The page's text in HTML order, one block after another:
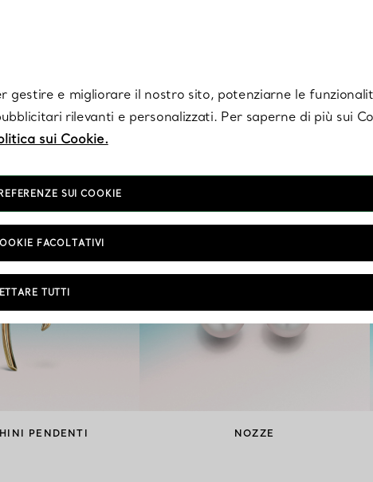
PENDENTI NOZZE
gestire e migliorare il nostro sito, potenziarne le
rilevanti e personalizzati. Per saperne di più sui
sui Cookie.
SUI COOKIE
FACOLTATIVI
TUTTI